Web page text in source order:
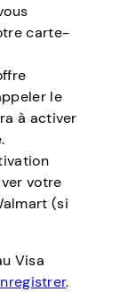
carte-
le
à activer
votre
(si
Visa
.